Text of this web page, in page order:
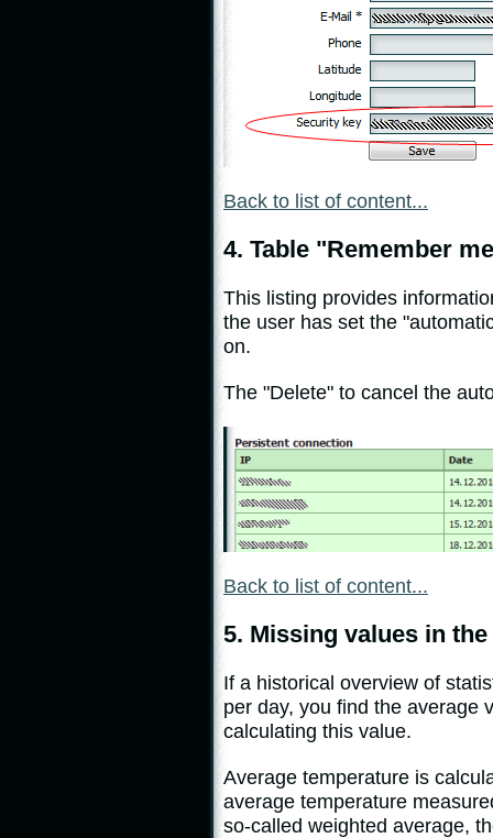
Back to list of content...
4. Table "Remember
This listing provides
the user has set the
on.
The "Delete" to cancel the
Back to list of content...
5. Missing values in
If a historical overview of
per day, you find the average
calculating this value.
Average temperature is
average temperature
so-called weighted average,